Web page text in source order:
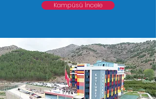
Kampüsü İncele